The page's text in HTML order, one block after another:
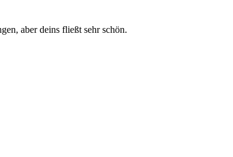
aber deins fließt sehr schön.